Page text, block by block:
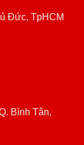
Đức, TpHCM
Bình Tân,